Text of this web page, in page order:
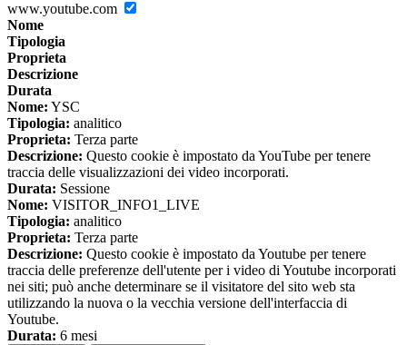
www.youtube.com
Nome
Tipologia
Proprieta
Descrizione
Durata
Nome: YSC
Tipologia: analitico
Proprieta: Terza parte
Descrizione: Questo cookie è impostato da YouTube per tenere
traccia delle visualizzazioni dei video incorporati.
Durata: Sessione
Nome: VISITOR_INFO1_LIVE
Tipologia: analitico
Proprieta: Terza parte
Descrizione: Questo cookie è impostato da Youtube per tenere
traccia delle preferenze dell'utente per i video di Youtube incorporati
nei siti; può anche determinare se il visitatore del sito web sta
utilizzando la nuova o la vecchia versione dell'interfaccia di
Youtube.
Durata: 6 mesi